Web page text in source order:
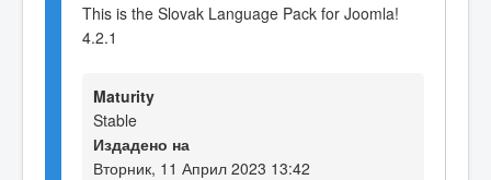
This is the Slovak Language Pack for Joomla!
4.2.1
Maturity
Stable
Издадено на
Вторник, 11 Април 2023 13:42